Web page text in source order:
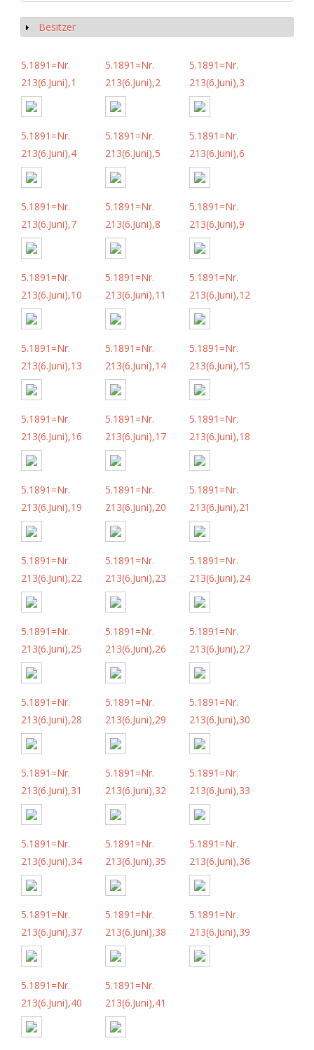
Anzeigen
Besitzer
5.1891=Nr.
213(6.Juni),1
5.1891=Nr.
213(6.Juni),2
5.1891=Nr.
213(6.Juni),3
5.1891=Nr.
213(6.Juni),4
5.1891=Nr.
213(6.Juni),5
5.1891=Nr.
213(6.Juni),6
5.1891=Nr.
213(6.Juni),7
5.1891=Nr.
213(6.Juni),8
5.1891=Nr.
213(6.Juni),9
5.1891=Nr.
213(6.Juni),10
5.1891=Nr.
213(6.Juni),11
5.1891=Nr.
213(6.Juni),12
5.1891=Nr.
213(6.Juni),13
5.1891=Nr.
213(6.Juni),14
5.1891=Nr.
213(6.Juni),15
5.1891=Nr.
213(6.Juni),16
5.1891=Nr.
213(6.Juni),17
5.1891=Nr.
213(6.Juni),18
5.1891=Nr.
213(6.Juni),19
5.1891=Nr.
213(6.Juni),20
5.1891=Nr.
213(6.Juni),21
5.1891=Nr.
213(6.Juni),22
5.1891=Nr.
213(6.Juni),23
5.1891=Nr.
213(6.Juni),24
5.1891=Nr.
213(6.Juni),25
5.1891=Nr.
213(6.Juni),26
5.1891=Nr.
213(6.Juni),27
5.1891=Nr.
213(6.Juni),28
5.1891=Nr.
213(6.Juni),29
5.1891=Nr.
213(6.Juni),30
5.1891=Nr.
213(6.Juni),31
5.1891=Nr.
213(6.Juni),32
5.1891=Nr.
213(6.Juni),33
5.1891=Nr.
213(6.Juni),34
5.1891=Nr.
213(6.Juni),35
5.1891=Nr.
213(6.Juni),36
5.1891=Nr.
213(6.Juni),37
5.1891=Nr.
213(6.Juni),38
5.1891=Nr.
213(6.Juni),39
5.1891=Nr.
213(6.Juni),40
5.1891=Nr.
213(6.Juni),41